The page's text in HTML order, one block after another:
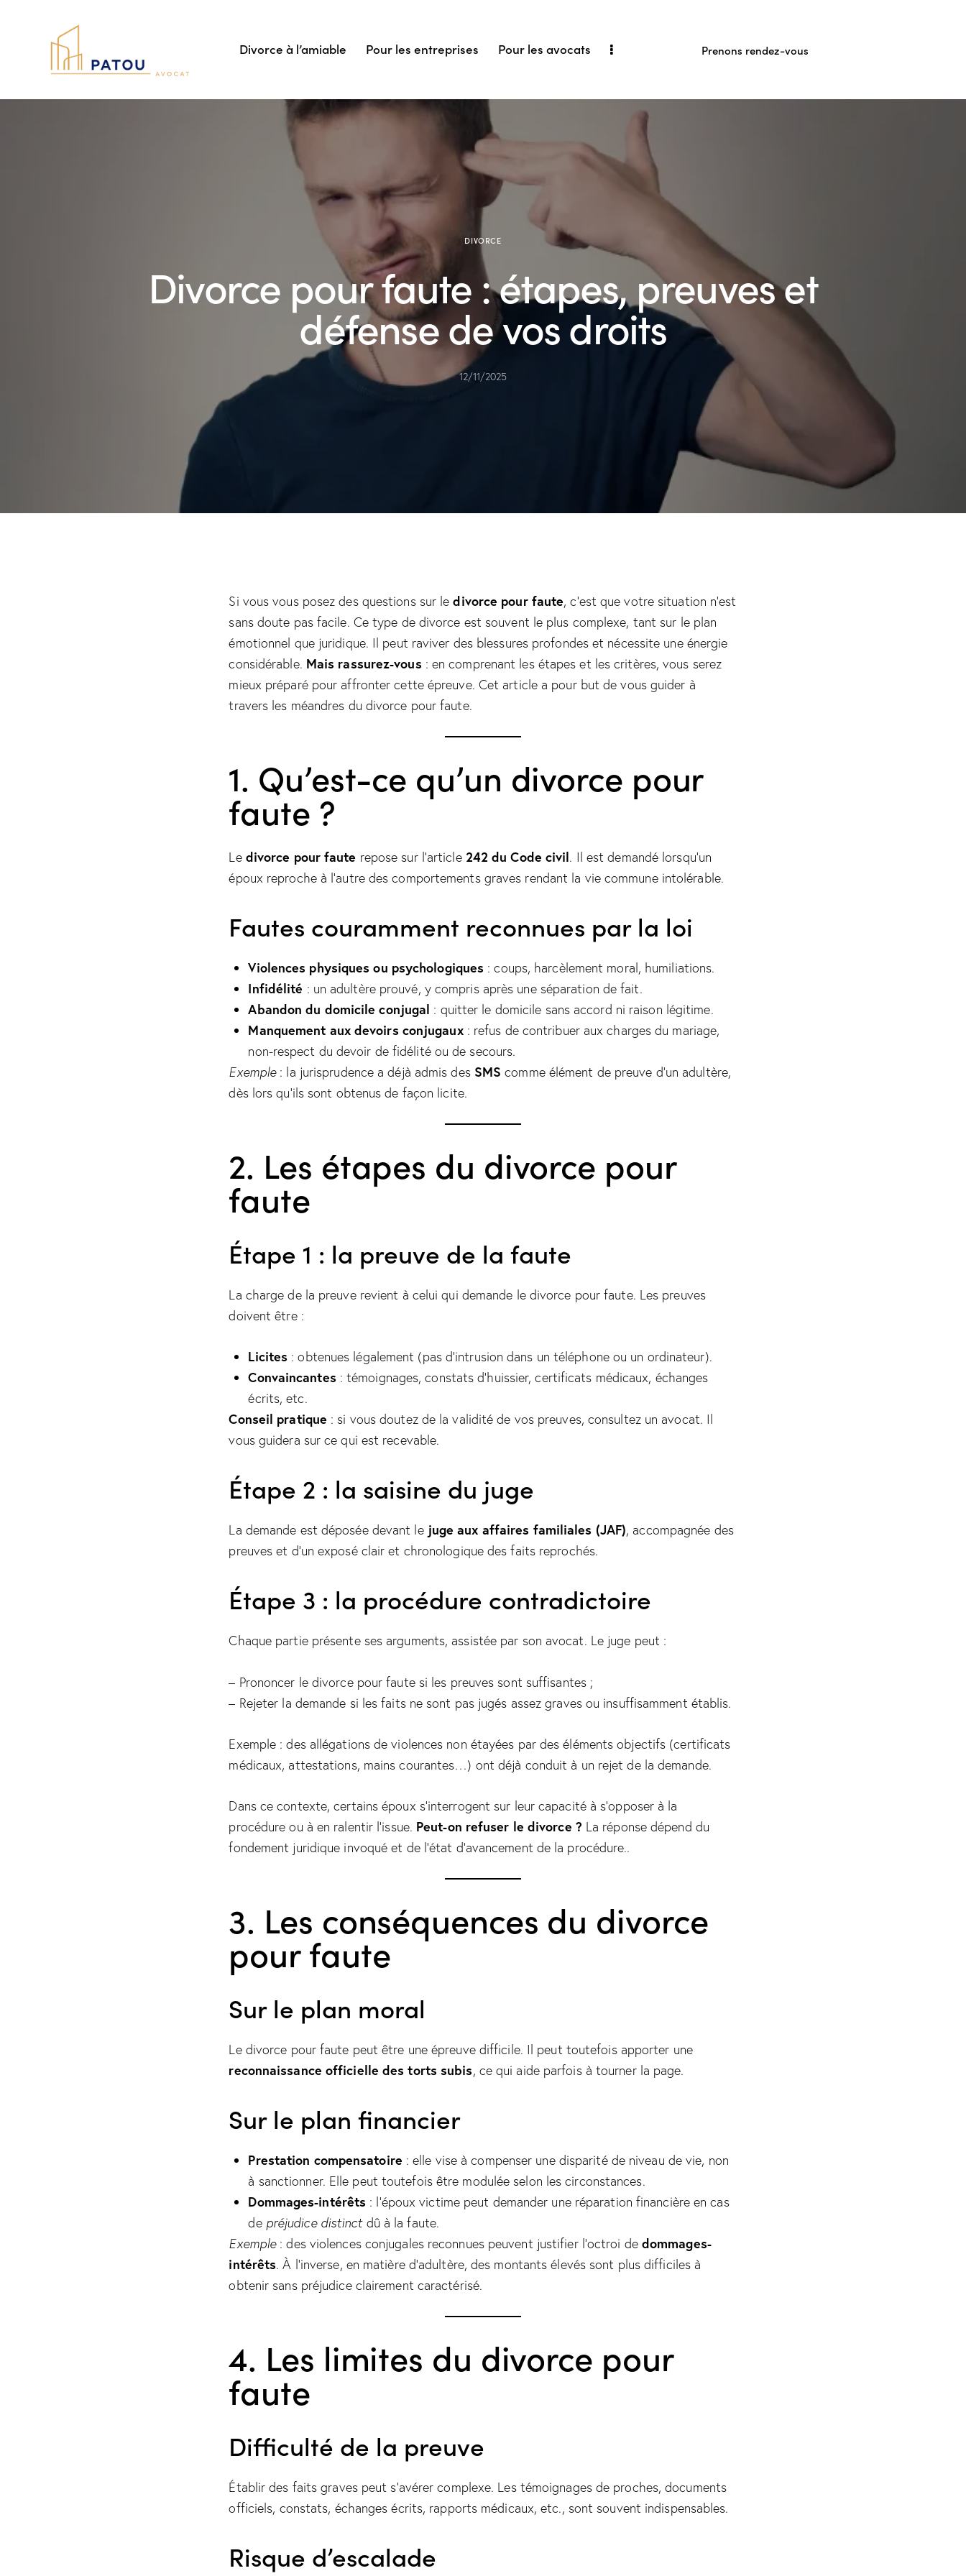
Divorce à l’amiable Pour les entreprises Pour les avocats Prenons rendez-vous
DIVORCE
Divorce pour faute : étapes, preuves et
défense de vos droits
12/11/2025
Si vous vous posez des questions sur ledivorce pour faute, c’est que votre situation n’est
sans doute pas facile. Ce type de divorce est souvent le plus complexe, tant sur le plan
émotionnel que juridique. Il peut raviver des blessures profondes et nécessite une énergie
considérable. Mais rassurez-vous : en comprenant les étapes et les critères, vous serez
mieux préparé pour affronter cette épreuve. Cet article a pour but de vous guider à
travers les méandres du divorce pour faute.
1. Qu’est-ce qu’un divorce pour
faute ?
Le divorce pour faute repose sur l’article 242 du Code civil. Il est demandé lorsqu’un
époux reproche à l’autre des comportements graves rendant la vie commune intolérable.
Fautes couramment reconnues par la loi
Violences physiques ou psychologiques : coups, harcèlement moral, humiliations.
Infidélité : un adultère prouvé, y compris après une séparation de fait.
Abandon du domicile conjugal : quitter le domicile sans accord ni raison légitime.
Manquement aux devoirs conjugaux: refus de contribuer aux charges du mariage,
non-respect du devoir de fidélité ou de secours.
Exemple: la jurisprudence a déjà admis des SMS comme élément de preuve d’un adultère,
dès lors qu’ils sont obtenus de façon licite.
2. Les étapes du divorce pour
faute
Étape 1 : la preuve de la faute
La charge de la preuve revient à celui qui demande le divorce pour faute. Les preuves
doivent être :
Licites : obtenues légalement (pas d’intrusion dans un téléphone ou un ordinateur).
Convaincantes : témoignages, constats d’huissier, certificats médicaux, échanges
écrits, etc.
Conseil pratique : si vous doutez de la validité de vos preuves, consultez un avocat. Il
vous guidera sur ce qui est recevable.
Étape 2 : la saisine du juge
La demande est déposée devant le juge aux affaires familiales (JAF), accompagnée des
preuves et d’un exposé clair et chronologique des faits reprochés.
Étape 3 : la procédure contradictoire
Chaque partie présente ses arguments, assistée par son avocat. Le juge peut :
– Prononcer le divorce pour faute si les preuves sont suffisantes ;
– Rejeter la demande si les faits ne sont pas jugés assez graves ou insuffisamment établis.
Exemple : des allégations de violences non étayées par des éléments objectifs (certificats
médicaux, attestations, mains courantes…) ont déjà conduit à un rejet de la demande.
Dans ce contexte, certains époux s’interrogent sur leur capacité à s’opposer à la
procédure ou à en ralentir l’issue. Peut-on refuser le divorce ? La réponse dépend du
fondement juridique invoqué et de l’état d’avancement de la procédure..
3. Les conséquences du divorce
pour faute
Sur le plan moral
Le divorce pour faute peut être une épreuve difficile. Il peut toutefois apporter une
reconnaissance officielle des torts subis, ce qui aide parfois à tourner la page.
Sur le plan financier
Prestation compensatoire : elle vise à compenser une disparité de niveau de vie, non
à sanctionner. Elle peut toutefois être modulée selon les circonstances.
Dommages-intérêts : l’époux victime peut demander une réparation financière en cas
de préjudice distinctdû à la faute.
Exemple: des violences conjugales reconnues peuvent justifier l’octroi de dommages-
intérêts. À l’inverse, en matière d’adultère, des montants élevés sont plus difficiles à
obtenir sans préjudice clairement caractérisé.
4. Les limites du divorce pour
faute
Difficulté de la preuve
Établir des faits graves peut s’avérer complexe. Les témoignages de proches, documents
officiels, constats, échanges écrits, rapports médicaux, etc., sont souvent indispensables.
Risque d’escalade